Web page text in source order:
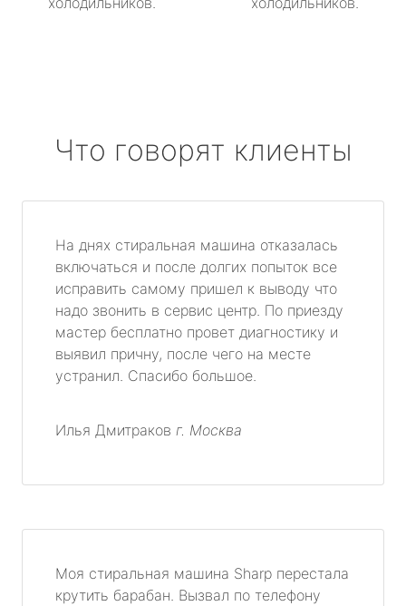
Что говорят клиенты
На днях стиральная машина отказалась
включаться и после долгих попыток все
исправить самому пришел к выводу что
надо звонить в сервис центр. По приезду
мастер бесплатно провет диагностику и
выявил причну, после чего на месте
устранил. Спасибо большое.
Илья Дмитраков г. Москва
Моя стиральная машина Sharp перестала
крутить барабан. Вызвал по телефону